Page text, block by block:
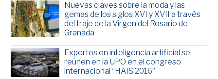
Nuevas claves sobre la moda y las
gemas de los siglos XVI y XVII a través
del traje de la Virgen del Rosario de
Granada
Expertos en inteligencia artificial se
reúnen en la UPO en el congreso
internacional “HAIS 2016”